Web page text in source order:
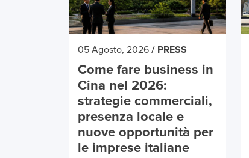
05 Agosto, 2026 / PRESS
Come fare business in
Cina nel 2026:
strategie commerciali,
presenza locale e
nuove opportunità per
le imprese italiane